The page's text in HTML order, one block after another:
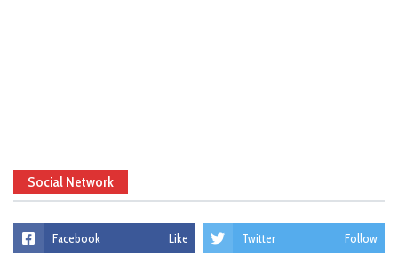
Social Network
Facebook Like Twitter Follow